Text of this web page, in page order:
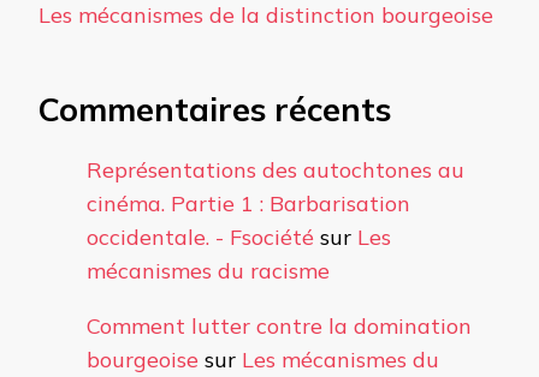
Les mécanismes de la distinction bourgeoise
Commentaires récents
Représentations des autochtones au
cinéma. Partie 1 : Barbarisation
occidentale. - Fsociété sur Les
mécanismes du racisme
Comment lutter contre la domination
bourgeoise sur Les mécanismes du